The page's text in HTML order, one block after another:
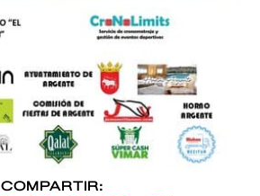
COMPARTIR: